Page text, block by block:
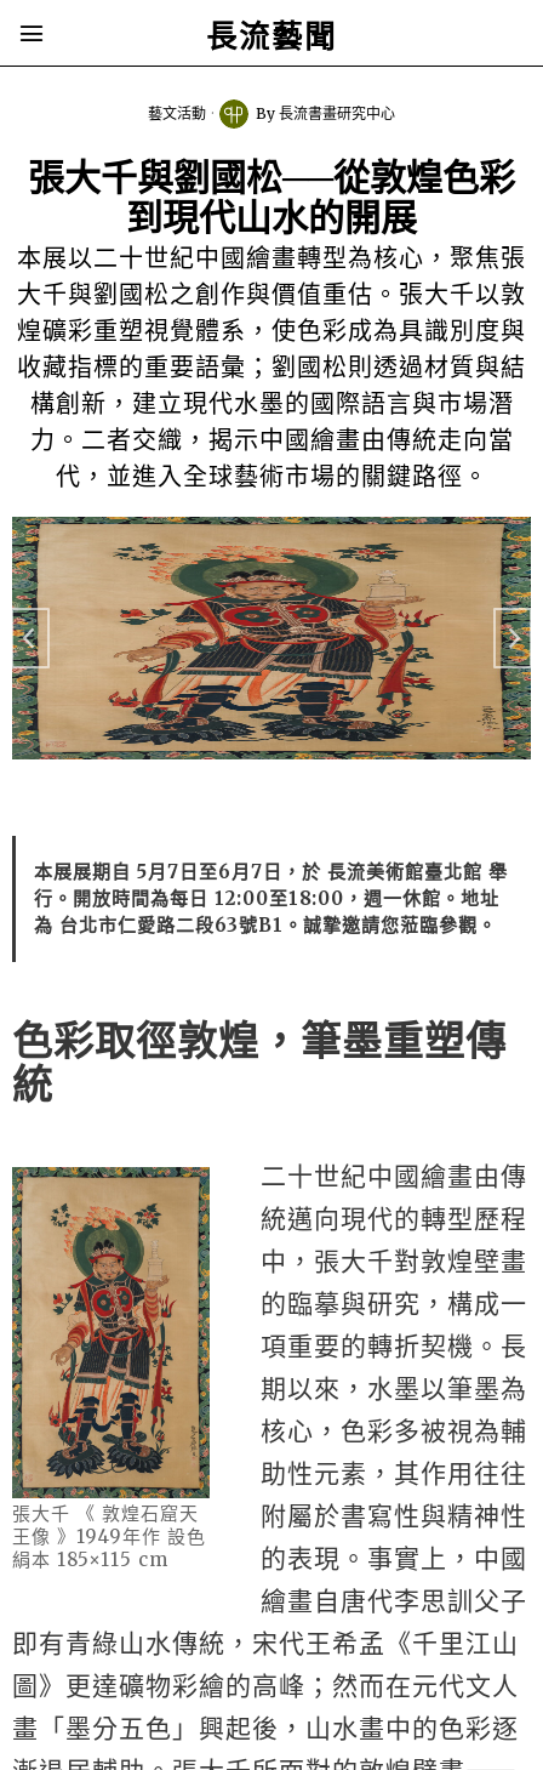
長流藝聞
藝文活動 By 長流書畫研究中心
張大千與劉國松──從敦煌色彩
到現代山水的開展
本展以二十世紀中國繪畫轉型為核心，聚焦張
大千與劉國松之創作與價值重估。張大千以敦
煌礦彩重塑視覺體系，使色彩成為具識別度與
收藏指標的重要語彙；劉國松則透過材質與結
構創新，建立現代水墨的國際語言與市場潛
力。二者交織，揭示中國繪畫由傳統走向當
代，並進入全球藝術市場的關鍵路徑。
本展展期自 5月7日至6月7日，於 長流美術館臺北館 舉
行。開放時間為每日 12:00至18:00，週一休館。地址
為 台北市仁愛路二段63號B1。誠摯邀請您蒞臨參觀。
色彩取徑敦煌，筆墨重塑傳
統
張大千 《 敦煌石窟天
王像 》1949年作 設色
絹本 185×115 cm
二十世紀中國繪畫由傳
統邁向現代的轉型歷程
中，張大千對敦煌壁畫
的臨摹與研究，構成一
項重要的轉折契機。長
期以來，水墨以筆墨為
核心，色彩多被視為輔
助性元素，其作用往往
附屬於書寫性與精神性
的表現。事實上，中國
繪畫自唐代李思訓父子
即有青綠山水傳統，宋代王希孟《千里江山
圖》更達礦物彩繪的高峰；然而在元代文人
畫「墨分五色」興起後，山水畫中的色彩逐